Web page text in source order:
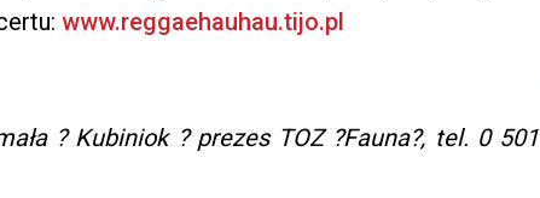
www.reggaehauhau.tijo.pl
? Kubiniok ? prezes TOZ ?Fauna?, tel. 0 501